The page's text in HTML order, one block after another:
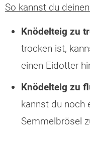
So kannst du
Knödelteig zu
trocken ist,
einen Eidotter
Knödelteig zu
kannst du noch
Semmelbrösel